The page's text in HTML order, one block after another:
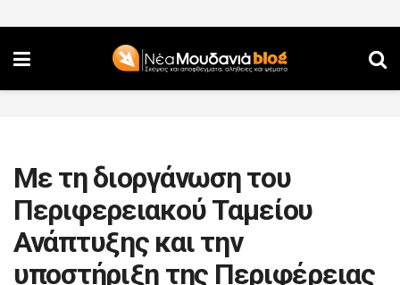
Με τη διοργάνωση του
Περιφερειακού Ταμείου
Ανάπτυξης και την
υποστήριξη της Περιφέρειας